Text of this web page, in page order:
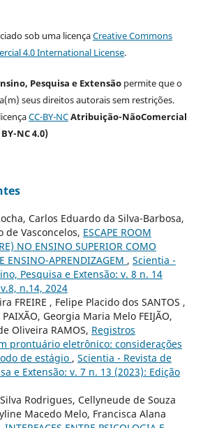
sob uma licençaCreative Commons
4.0 International License.
Pesquisa e Extensãopermite que o
seus direitos autorais sem restrições.
CC-BY-NCAtribuição-NãoComercial
NC 4.0)
Carlos Eduardo da Silva-Barbosa,
de Vasconcelos, ESCAPE ROOM
NO ENSINO SUPERIOR COMO
ENSINO-APRENDIZAGEM , Scientia -
Pesquisa e Extensão: v. 8 n. 14
n.14, 2024
FREIRE , Felipe Placido dos SANTOS ,
Georgia Maria Melo FEIJÃO,
Oliveira RAMOS, Registros
prontuário eletrônico: considerações
de estágio , Scientia - Revista de
e Extensão: v. 7 n. 13 (2023): Edição
Rodrigues, Cellyneude de Souza
Macedo Melo, Francisca Alana